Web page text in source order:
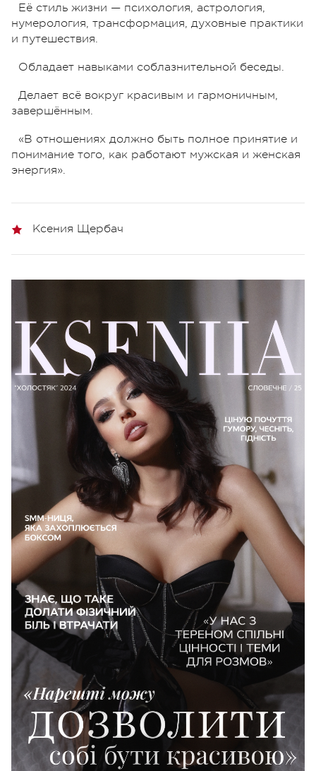
Её стиль жизни — психология, астрология,
нумерология, трансформация, духовные практики
и путешествия.
Обладает навыками соблазнительной беседы.
Делает всё вокруг красивым и гармоничным,
завершённым.
«В отношениях должно быть полное принятие и
понимание того, как работают мужская и женская
энергия».
Ксения Щербач